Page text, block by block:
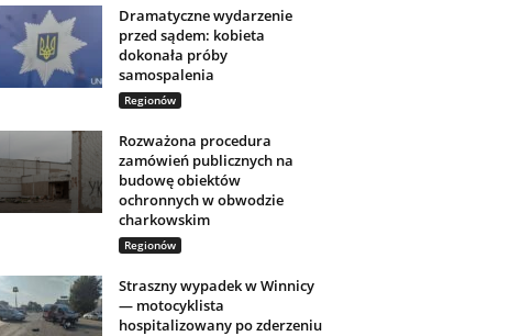
Dramatyczne wydarzenie
przed sądem: kobieta
dokonała próby
samospalenia
Regionów
Rozważona procedura
zamówień publicznych na
budowę obiektów
ochronnych w obwodzie
charkowskim
Regionów
Straszny wypadek w Winnicy
— motocyklista
hospitalizowany po zderzeniu